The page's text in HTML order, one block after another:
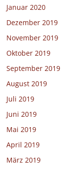
Januar 2020
Dezember 2019
November 2019
Oktober 2019
September 2019
August 2019
Juli 2019
Juni 2019
Mai 2019
April 2019
März 2019